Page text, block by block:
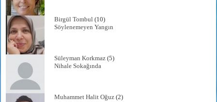
Birgül Tombul (10)
Söylenemeyen Yangın
Süleyman Korkmaz (5)
Nihale Sokağında
Muhammet Halit Oğuz (2)